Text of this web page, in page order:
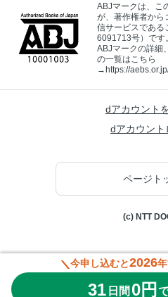
ABJマークは、こ
が、著作権者から
信サービスである
6091713号）です
ABJマークの詳細
の一覧はこちら
→https://
dアカウント
dアカウント
ページト
(c) NTT
今申し込むと2026年
31 日間 0円